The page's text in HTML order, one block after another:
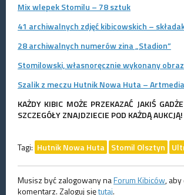
Mix wlepek Stomilu – 78 sztuk
41 archiwalnych zdjęć kibicowskich –
28 archiwalnych numerów zina „Stadion”
Stomilowski, własnoręcznie wykonany obraz
Szalik z meczu Hutnik Nowa Huta –
KAŻDY KIBIC MOŻE PRZEKAZAĆ JAKIŚ
SZCZEGÓŁY ZNAJDZIECIE POD KAŻDĄ
Tagi: Hutnik Nowa Huta Stomil Olsztyn
Musisz być zalogowany naForum Kibiców,
komentarz. Zaloguj siętutaj.